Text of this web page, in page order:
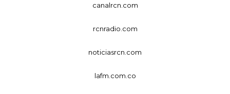
canalrcn.com
rcnradio.com
noticiasrcn.com
lafm.com.co